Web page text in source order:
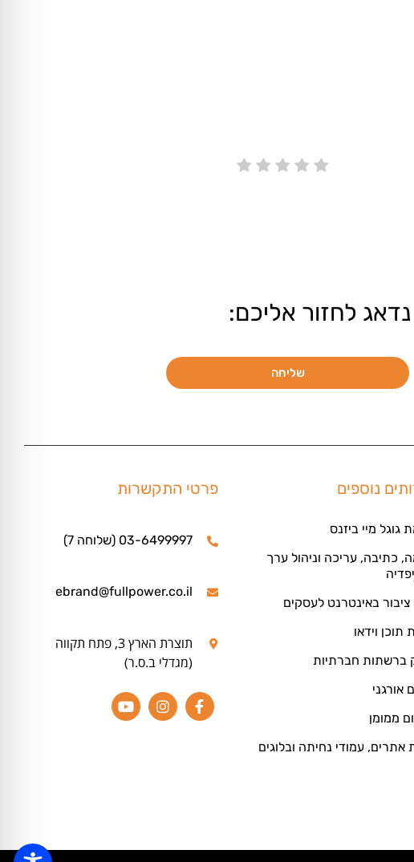
לחזור אליכם:
שליחה
נוספים
גוגל מיי ביזנס
כתיבה, עריכה וניהול ערך
ציבור באינטרנט לעסקים
תוכן וידאו
ברשתות חברתיות
אורגני
ממומן
אתרים, עמודי נחיתה ובלוגים
פרטי התקשרות
03-6499997 (שלוחה 7)
ebrand@fullpower.co.il
תוצרת הארץ 3, פתח תקווה
(מגדלי ב.ס.ר)